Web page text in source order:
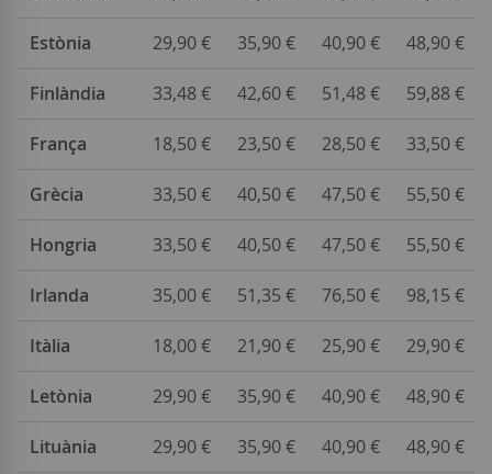
Estònia 29,90 € 35,90 € 40,90 € 48,90 €
Finlàndia 33,48 € 42,60 € 51,48 € 59,88 €
França 18,50 € 23,50 € 28,50 € 33,50 €
Grècia 33,50 € 40,50 € 47,50 € 55,50 €
Hongria 33,50 € 40,50 € 47,50 € 55,50 €
Irlanda 35,00 € 51,35 € 76,50 € 98,15 €
Itàlia 18,00 € 21,90 € 25,90 € 29,90 €
Letònia 29,90 € 35,90 € 40,90 € 48,90 €
Lituània 29,90 € 35,90 € 40,90 € 48,90 €